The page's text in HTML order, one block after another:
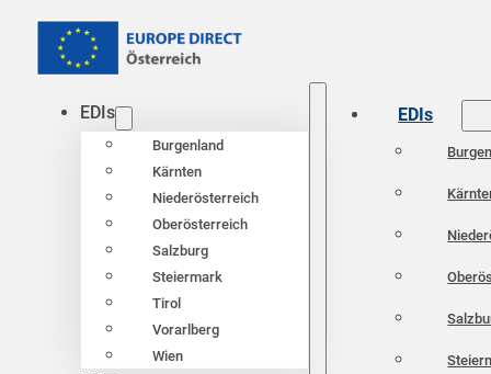
EDIs
Burgenland
Kärnten
Niederösterreich
Oberösterreich
Salzburg
Steiermark
Tirol
Vorarlberg
Wien
EDIs